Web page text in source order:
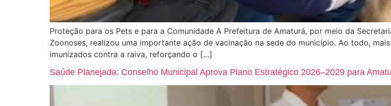
Proteção para os Pets e para a Comunidade A Prefeitura de Amaturá, por meio da
Zoonoses, realizou uma importante ação de vacinação na sede do município. Ao todo,
imunizados contra a raiva, reforçando o […]
Saúde Planejada: Conselho Municipal Aprova Plano Estratégico 2026–2029 para